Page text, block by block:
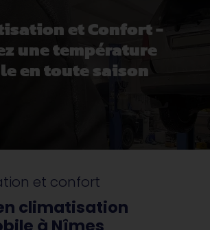
et Confort -
une température
en toute saison
et confort
climatisation